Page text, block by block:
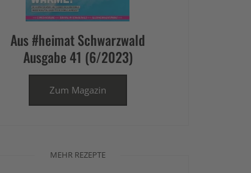
Aus #heimat Schwarzwald
Ausgabe 41 (6/2023)
Zum Magazin
MEHR REZEPTE